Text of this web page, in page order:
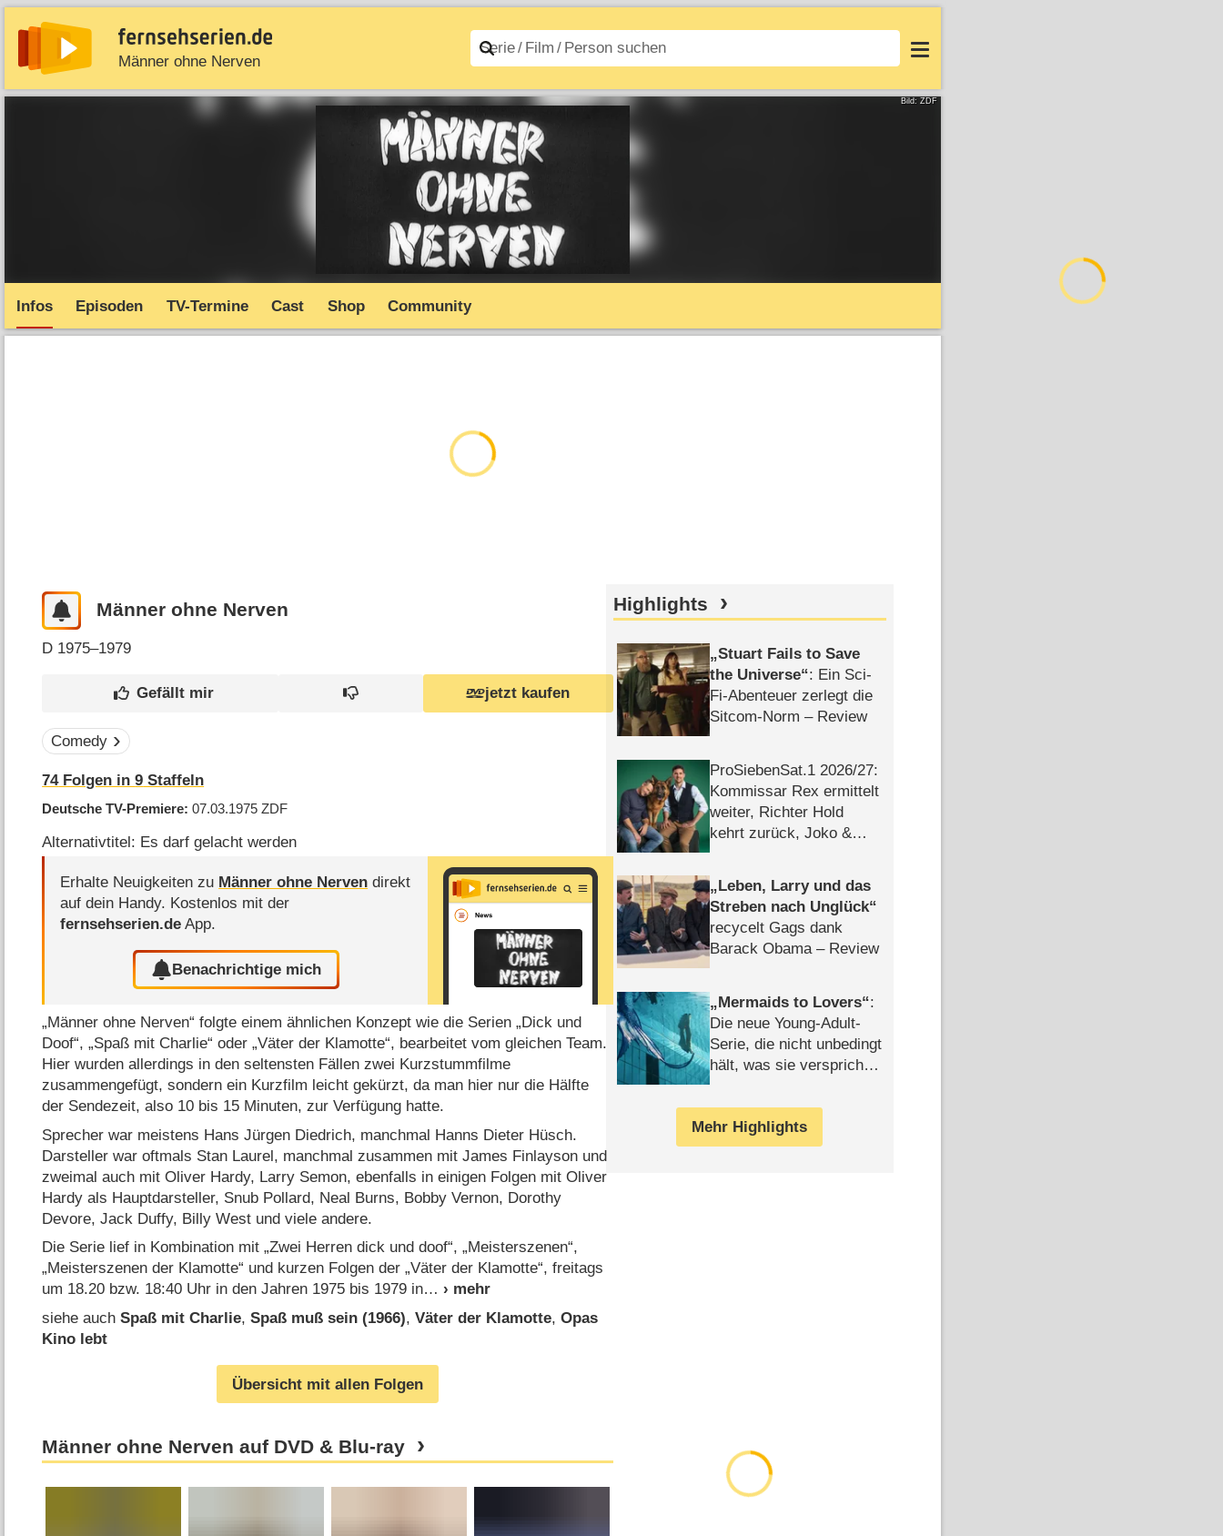
Männer ohne Nerven
News Entdecken Streaming Filme A–Z Login
Bild: ZDF
Infos Episoden TV-Termine Cast Shop Community
Männer ohne Nerven
D 1975–1979
jetzt kaufen
Comedy
74Folgen in9 Staffeln
Deutsche TV-Premiere 07.03.1975ZDF
Alternativtitel: Es darf gelacht werden
Erhalte Neuigkeiten zu Männer ohne Nerven direkt
auf dein Handy. Kostenlos mit der
fernsehserien.de App.
Benachrichtige mich
„Männer ohne Nerven“ folgte einem ähnlichen Konzept wie die Serien „Dick und
Doof“, „Spaß mit Charlie“ oder „Väter der Klamotte“, bearbeitet vom gleichen Team.
Hier wurden allerdings in den seltensten Fällen zwei Kurzstummfilme
zusammengefügt, sondern ein Kurzfilm leicht gekürzt, da man hier nur die Hälfte
der Sendezeit, also 10 bis 15 Minuten, zur Verfügung hatte.
Sprecher war meistens Hans Jürgen Diedrich, manchmal Hanns Dieter Hüsch.
Darsteller war oftmals Stan Laurel, manchmal zusammen mit James Finlayson und
zweimal auch mit Oliver Hardy, Larry Semon, ebenfalls in einigen Folgen mit Oliver
Hardy als Hauptdarsteller, Snub Pollard, Neal Burns, Bobby Vernon, Dorothy
Devore, Jack Duffy, Billy West und viele andere.
Die Serie lief in Kombination mit „Zwei Herren dick und doof“, „Meisterszenen“,
„Meisterszenen der Klamotte“ und kurzen Folgen der „Väter der Klamotte“, freitags
um 18.20 bzw. 18:40 Uhr in den Jahren 1975 bis 1979 in
siehe auchSpaß mit Charlie,Spaß muß sein (1966),Väter der Klamotte,Opas
Kino lebt
Übersicht mit allen Folgen
Männer ohne Nerven auf DVD & Blu-ray
Highlights
Stuart Fails to Save
the Universe : Ein Sci-
Fi-Abenteuer zerlegt die
Sitcom-Norm – Review
ProSiebenSat.1 2026/​27:
Kommissar Rex ermittelt
weiter, Richter Hold
kehrt zurück, Joko &
Leben, Larry und das
Streben nach Unglück
recycelt Gags dank
Barack Obama – Review
Mermaids to Lovers :
Die neue Young-Adult-
Serie, die nicht unbedingt
hält, was sie verspricht –
Mehr Highlights